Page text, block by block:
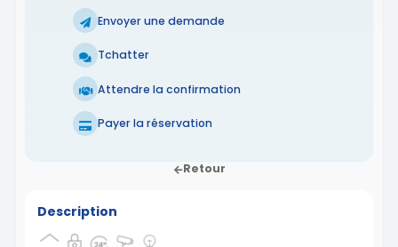
Envoyer une demande
Tchatter
Attendre la confirmation
Payer la réservation
Retour
Description